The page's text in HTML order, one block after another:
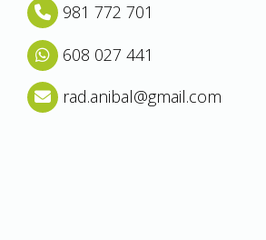
981 772 701
608 027 441
rad.anibal
gmail.com